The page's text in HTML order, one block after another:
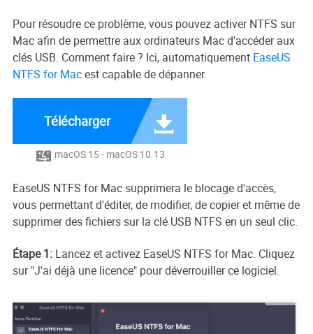
Pour résoudre ce problème, vous pouvez activer NTFS sur
Mac afin de permettre aux ordinateurs Mac d'accéder aux
clés USB. Comment faire ? Ici, automatiquement EaseUS
NTFS for Macest capable de dépanner.
Télécharger 
 macOS 15 - macOS 10.13
EaseUS NTFS for Mac supprimera le blocage d'accès,
vous permettant d'éditer, de modifier, de copier et même de
supprimer des fichiers sur la clé USB NTFS en un seul clic.
Étape 1: Lancez et activez EaseUS NTFS for Mac. Cliquez
sur "J'ai déjà une licence" pour déverrouiller ce logiciel.